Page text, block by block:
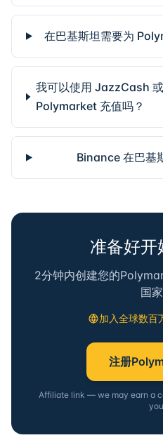
在巴基斯坦需要为
我可以使用 JazzCash
Polymarket 充值吗？
Binance 在巴基
准备好开
2分钟内创建您的
国家
加入全球数百
注册
Affiliate link — we may earn a